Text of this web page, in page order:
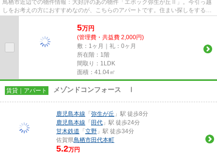
鳥栖市近辺での物件情報：大好評のあの物件「エポック弥生が丘Ⅱ」。今引っ越
しをお考えの方におすすめなのが、こちらのアパートです。住まい探しをするな
ら、ぜひ当社にお任せ下さい。...
5万円
(管理費・共益費 2,000円)
敷：1ヶ月｜礼：0ヶ月
所在階：1階
間取り：1LDK
面積：41.04㎡
賃貸｜アパート メゾンドコンフォース Ⅰ
鹿児島本線 「弥生が丘 」駅 徒歩8分
鹿児島本線 「田代 」駅 徒歩24分
甘木鉄道 「立野 」駅 徒歩34分
佐賀県鳥栖市田代本町
5.2万円